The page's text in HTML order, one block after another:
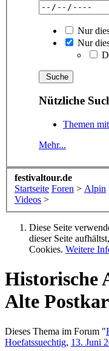
Nur
Nur
Nützliche
Themen
Mehr...
festivaltour.de
Startseite Foren > Alpin
Videos >
Diese Seite
dieser Seite
Cookies. Weitere
Historische
Alte
Dieses Thema im Forum "
Hoefatssuechtig, 13. Juni